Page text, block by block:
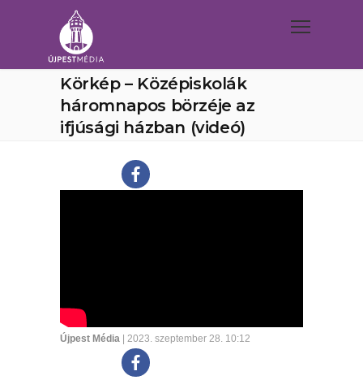
Körkép – Középiskolák
háromnapos börzéje az
ifjúsági házban (videó)
Újpest Média | 2023. szeptember 28. 10:12